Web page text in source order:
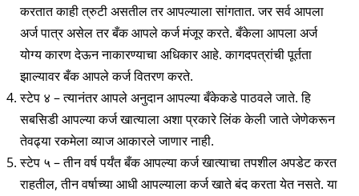
करतात काही त्रुटी असतील तर आपल्याला सांगतात. जर सर्व आपला
अर्ज पात्र असेल तर बँक आपले कर्ज मंजूर करते. बँकेला आपला अर्ज
योग्य कारण देऊन नाकारण्याचा अधिकार आहे. कागदपत्रांची पूर्तता
झाल्यावर बँक आपले कर्ज वितरण करते.
स्टेप ४ – त्यानंतर आपले अनुदान आपल्या बँकेकडे पाठवले जाते. हि
सबसिडी आपल्या कर्ज खात्याला अशा प्रकारे लिंक केली जाते जेणेकरून
तेवढ्या रकमेला व्याज आकारले जाणार नाही.
स्टेप ५ – तीन वर्ष पर्यंत बँक आपल्या कर्ज खात्याचा तपशील अपडेट करत
राहतील, तीन वर्षाच्या आधी आपल्याला कर्ज खाते बंद करता येत नसते. या